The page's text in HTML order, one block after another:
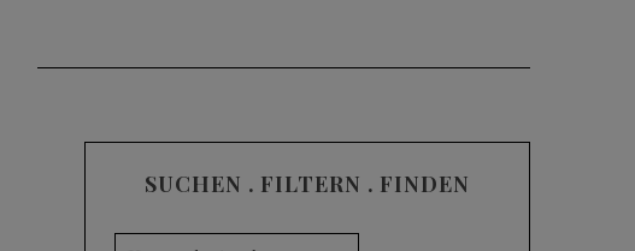
SUCHEN . FILTERN . FINDEN